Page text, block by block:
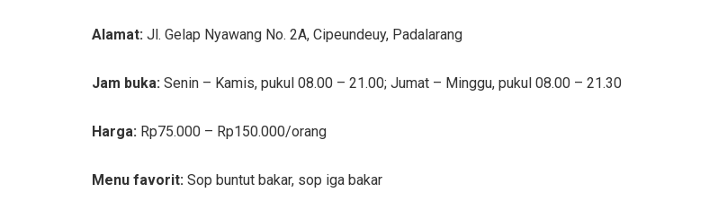
Alamat: Jl. Gelap Nyawang No. 2A, Cipeundeuy, Padalarang
Jam buka: Senin – Kamis, pukul 08.00 – 21.00; Jumat – Minggu, pukul 08.00 – 21.30
Harga: Rp75.000 – Rp150.000/orang
Menu favorit: Sop buntut bakar, sop iga bakar